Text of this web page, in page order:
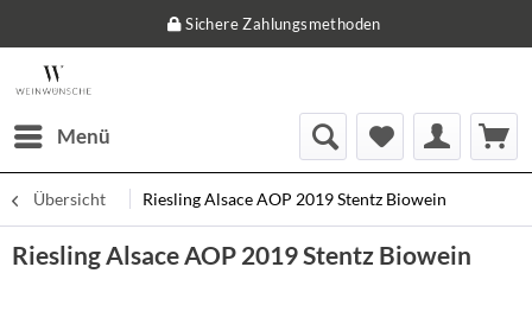
Sichere Zahlungsmethoden
Menü
Übersicht Riesling Alsace AOP 2019 Stentz Biowein
Riesling Alsace AOP 2019 Stentz Biowein